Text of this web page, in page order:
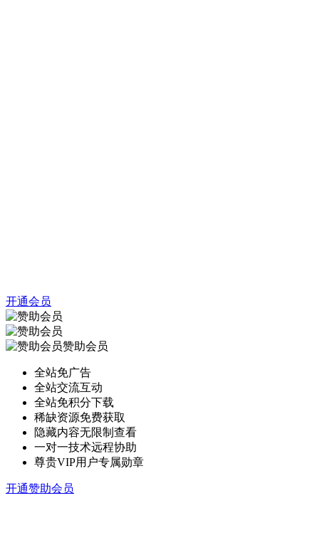
开通会员
赞助会员
全站免广告
全站交流互动
全站免积分下载
稀缺资源免费获取
隐藏内容无限制查看
一对一技术远程协助
尊贵VIP用户专属勋章
开通赞助会员